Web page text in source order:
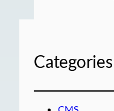
Categories